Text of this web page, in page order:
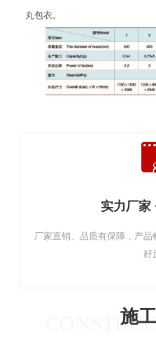
丸包衣。
实力厂家
厂家直销、品质有保障，产
好
施